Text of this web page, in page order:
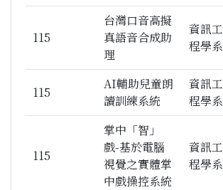
115
台灣口音高擬
真語音合成助
理
資訊工
程學系
115
AI輔助兒童朗
讀訓練系統
資訊工
程學系
115
掌中「智」
戲-基於電腦
視覺之實體掌
中戲操控系統
資訊工
程學系